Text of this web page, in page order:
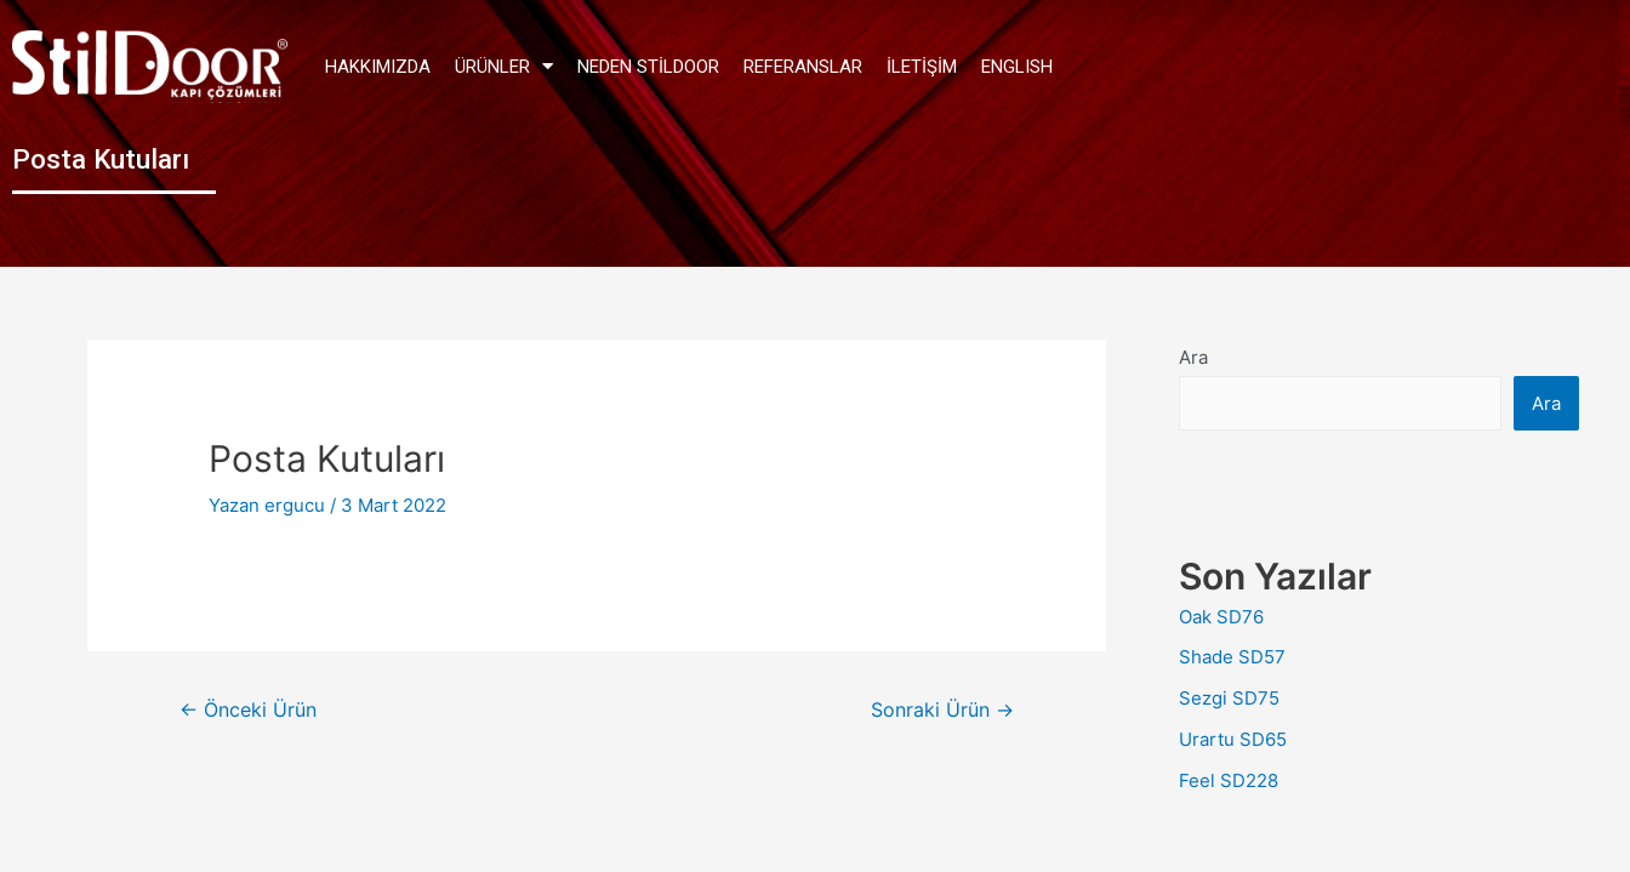
HAKKIMIZDA ÜRÜNLER NEDEN STILDOOR REFERANSLAR İLETIŞIM ENGLISH
Posta Kutuları
Posta Kutuları
Yazan ergucu / 3 Mart 2022
← Önceki Ürün Sonraki Ürün →
Ara
Ara
Son Yazılar
Oak SD76
Shade SD57
Sezgi SD75
Urartu SD65
Feel SD228